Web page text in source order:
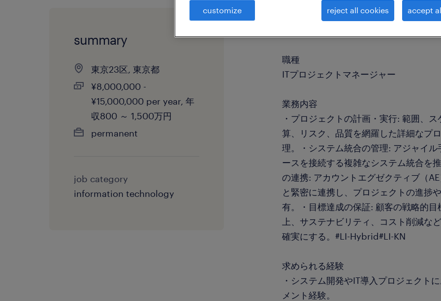
summary
東京23区, 東京都
¥8,000,000 -
¥15,000,000 per year, 年
収800 ～ 1,500万円
permanent
job category
information technology
職種
ITプロジェクトマネージャー
業務内容
・プロジェクトの計画・実行: 範囲、
算、リスク、品質を網羅した詳細なプ
理。・システム統合の管理: アジャイ
ースを接続する複雑なシステム統合を
の連携: アカウントエグゼクティブ（
と緊密に連携し、プロジェクトの進捗
有。・目標達成の保証: 顧客の戦略的
上、サステナビリティ、コスト削減な
確実にする。#LI-Hybrid#LI-KN
求められる経験
・システム開発やIT導入プロジェクト
メント経験。
customize reject all cookies accept